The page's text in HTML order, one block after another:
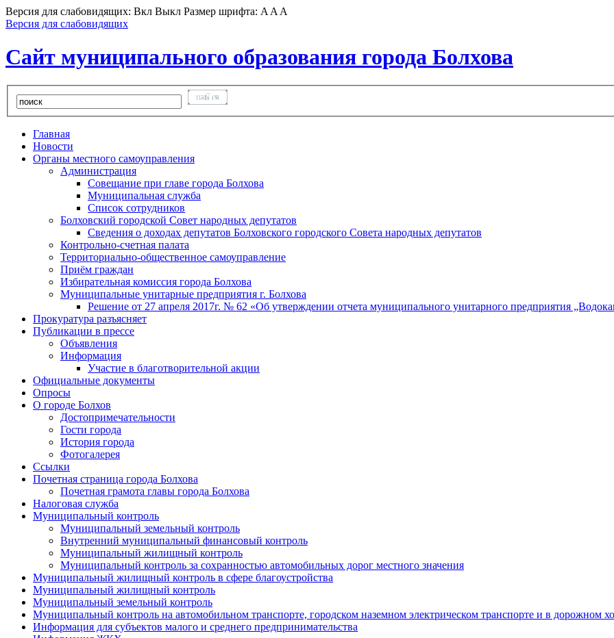
Версия для слабовидящих: Вкл Выкл Размер шрифта: A A A
Версия для слабовидящих
Сайт муниципального образования города Болхова
Главная
Новости
Органы местного самоуправления
Администрация
Совещание при главе города Болхова
Муниципальная служба
Список сотрудников
Болховский городской Совет народных депутатов
Сведения о доходах депутатов Болховского городского Совета народных депутатов
Контрольно-счетная палата
Территориально-общественное самоуправление
Приём граждан
Избирательная комиссия города Болхова
Муниципальные унитарные предприятия г. Болхова
Решение от 27 апреля 2017г. № 62 «Об утверждении отчета муниципального унитарного предприятия
Прокуратура разъясняет
Публикации в прессе
Объявления
Информация
Участие в благотворительной акции
Официальные документы
Опросы
О городе Болхов
Достопримечательности
Гости города
История города
Фотогалерея
Ссылки
Почетная страница города Болхова
Почетная грамота главы города Болхова
Налоговая служба
Муниципальный контроль
Муниципальный земельный контроль
Внутренний муниципальный финансовый контроль
Муниципальный жилищный контроль
Муниципальный контроль за сохранностью автомобильных дорог местного значения
Муниципальный жилищный контроль в сфере благоустройства
Муниципальный жилищный контроль
Муниципальный земельный контроль
Муниципальный контроль на автомобильном транспорте, городском наземном электрическом транспорте и в дорожном
Информация для субъектов малого и среднего предпринимательства